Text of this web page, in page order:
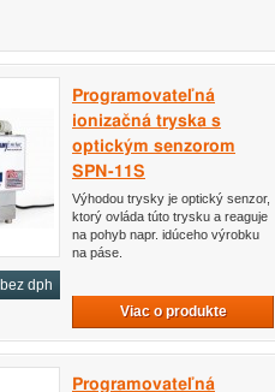
bez dph
Programovateľná
ionizačná tryska s
optickým senzorom
SPN-11S
Výhodou trysky je optický senzor,
ktorý ovláda túto trysku a reaguje
na pohyb napr. idúceho výrobku
na páse.
Viac o produkte
Programovateľná